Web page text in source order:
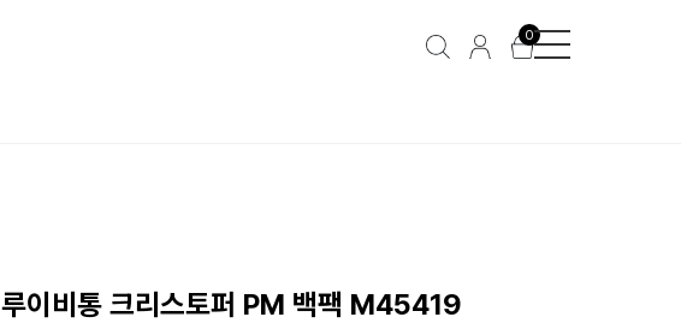
0
루이비통 크리스토퍼 PM 백팩 M45419